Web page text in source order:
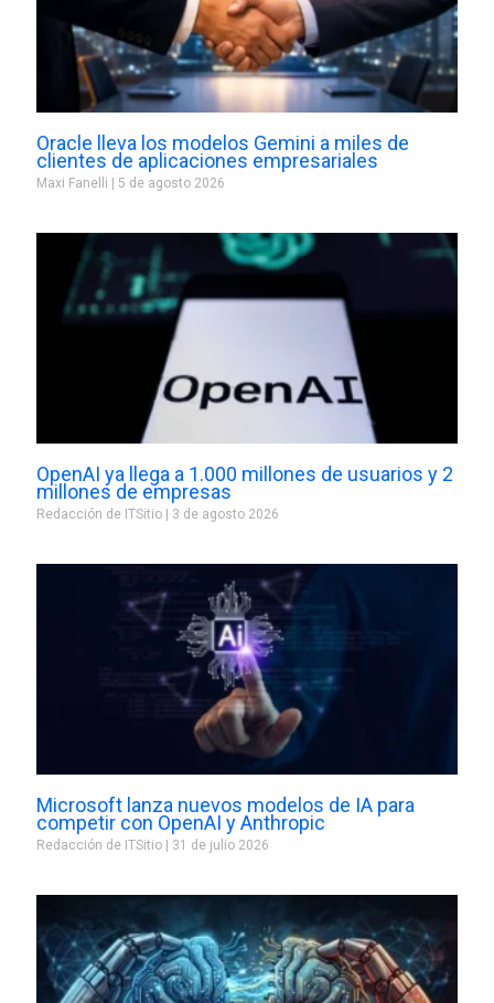
Oracle lleva los modelos Gemini a miles de
clientes de aplicaciones empresariales
Maxi Fanelli 5 de agosto 2026
OpenAI ya llega a 1.000 millones de usuarios y 2
millones de empresas
Redacción de ITSitio 3 de agosto 2026
Microsoft lanza nuevos modelos de IA para
competir con OpenAI y Anthropic
Redacción de ITSitio 31 de julio 2026